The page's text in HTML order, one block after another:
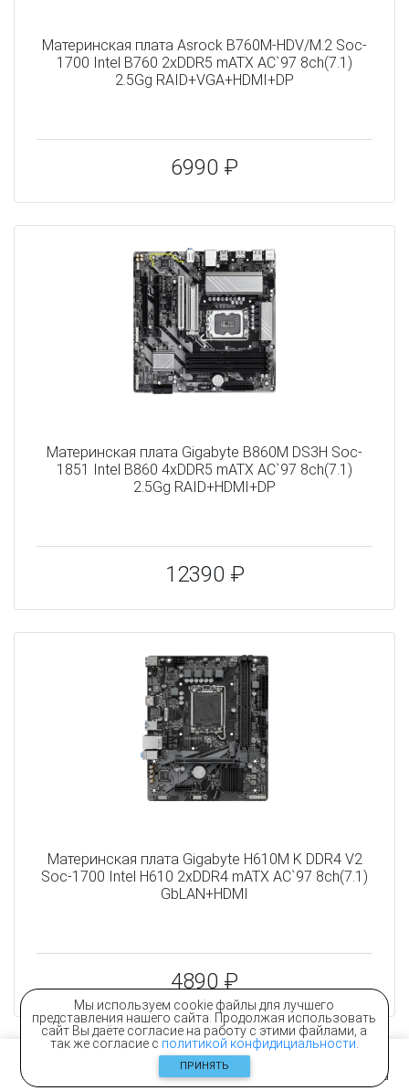
Мы используем cookie файлы для лучшего
представления нашего сайта. Продолжая использовать
сайт Вы даёте согласие на работу с этими файлами, а
так же согласие с политикой конфидициальности
ПРИНЯТЬ
Материнская плата Asrock B760M-HDV/M.2 Soc-
1700 Intel B760 2xDDR5 mATX AC`97 8ch(7.1)
2.5Gg RAID+VGA+HDMI+DP
6990 ₽
Материнская плата Gigabyte B860M DS3H Soc-
1851 Intel B860 4xDDR5 mATX AC`97 8ch(7.1)
2.5Gg RAID+HDMI+DP
12390 ₽
Материнская плата Gigabyte H610M K DDR4 V2
Soc-1700 Intel H610 2xDDR4 mATX AC`97 8ch(7.1)
GbLAN+HDMI
4890 ₽
Контакты Корзина